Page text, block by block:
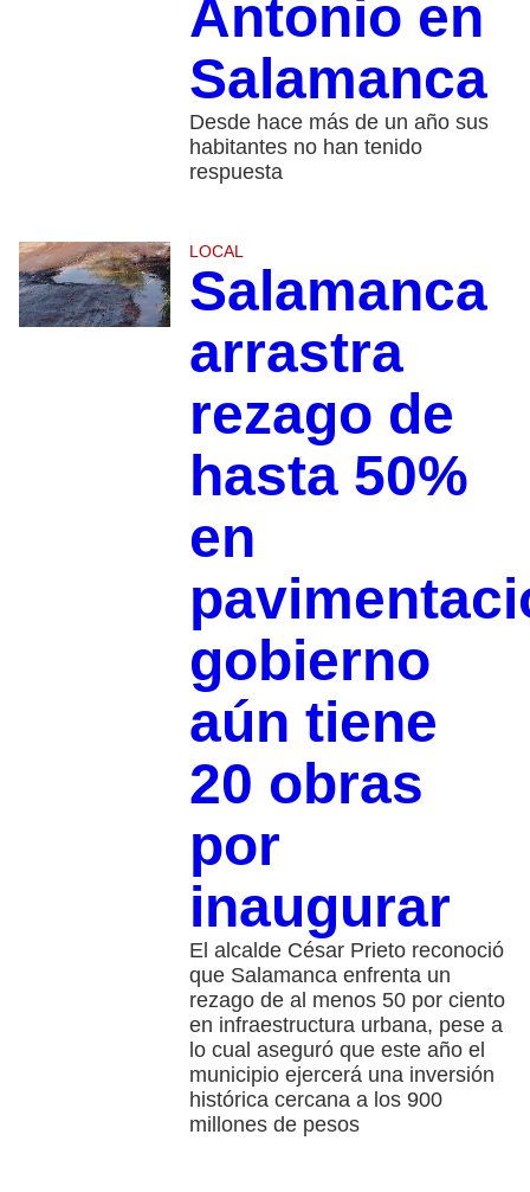
Antonio en
Salamanca
Desde hace más de un año sus
habitantes no han tenido
respuesta
LOCAL
Salamanca
arrastra
rezago de
hasta 50%
en
gobierno
aún tiene
20 obras
por
inaugurar
El alcalde César Prieto reconoció
que Salamanca enfrenta un
rezago de al menos 50 por ciento
en infraestructura urbana, pese a
lo cual aseguró que este año el
municipio ejercerá una inversión
histórica cercana a los 900
millones de pesos